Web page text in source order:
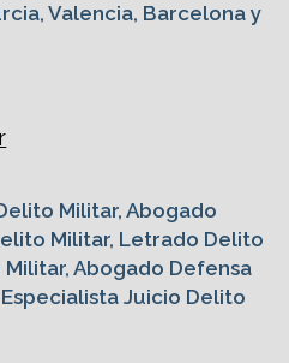
Valencia, Barcelona y
Militar, Abogado
Militar, Letrado Delito
Abogado Defensa
Juicio Delito